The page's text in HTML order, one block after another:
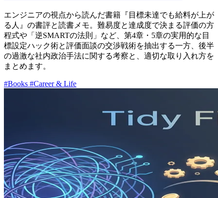
エンジニアの視点から読んだ書籍『目標未達でも給料が上が
る人』の書評と読書メモ。難易度と達成度で決まる評価の方
程式や「逆SMARTの法則」など、第4章・5章の実用的な目
標設定ハック術と評価面談の交渉戦術を抽出する一方、後半
の過激な社内政治手法に関する考察と、適切な取り入れ方を
まとめます。
#Books #Career & Life